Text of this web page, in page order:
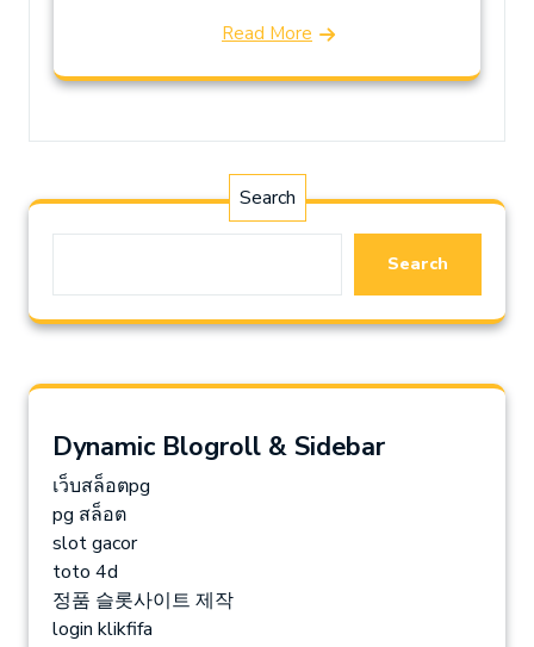
Read More
Search
Search
Dynamic Blogroll & Sidebar
เว็บสล็อตpg
pg สล็อต
slot gacor
toto 4d
정품 슬롯사이트 제작
login klikfifa